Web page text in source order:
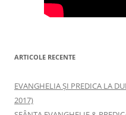
ARTICOLE RECENTE
EVANGHELIA ȘI PREDICA LA
2017)